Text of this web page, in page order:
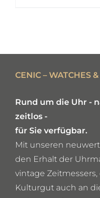
CENIC – WATCHES
Rund um die Uhr -
zeitlos -
für Sie verfügbar.
Mit unseren
den Erhalt der
vintage
Kulturgut auch an